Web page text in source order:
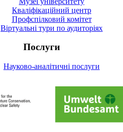
Кваліфікаційний центр
Профспілковий комітет
Віртуальні тури по аудиторіях
Послуги
Науково-аналітичні послуги